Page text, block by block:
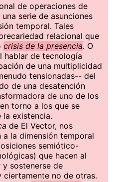
de operaciones de
serie de asunciones
temporal. Tales
relacional que
crisis de la presencia. O
hablar de tecnología
de una multiplicidad
tensionadas-- del
de una desatención
de uno de los
torno a los que se
existencia.
de El Vector, nos
la dimensión temporal
semiótico-
que hacen al
y sostenerse de
ciertamente no de otras.